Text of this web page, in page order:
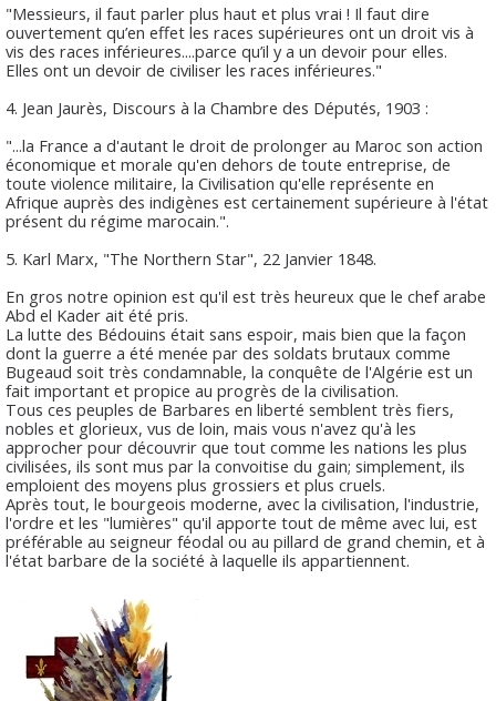
"Messieurs, il faut parler plus haut et plus vrai ! Il faut dire
ouvertement qu’en effet les races supérieures ont un droit vis à
vis des races inférieures....parce qu’il y a un devoir pour elles.
Elles ont un devoir de civiliser les races inférieures."
4. Jean Jaurès, Discours à la Chambre des Députés, 1903 :
"...la France a d'autant le droit de prolonger au Maroc son action
économique et morale qu'en dehors de toute entreprise, de
toute violence militaire, la Civilisation qu'elle représente en
Afrique auprès des indigènes est certainement supérieure à l'état
présent du régime marocain.".
5. Karl Marx, "The Northern Star", 22 Janvier 1848.
En gros notre opinion est qu'il est très heureux que le chef arabe
Abd el Kader ait été pris.
La lutte des Bédouins était sans espoir, mais bien que la façon
dont la guerre a été menée par des soldats brutaux comme
Bugeaud soit très condamnable, la conquête de l'Algérie est un
fait important et propice au progrès de la civilisation.
Tous ces peuples de Barbares en liberté semblent très fiers,
nobles et glorieux, vus de loin, mais vous n'avez qu'à les
approcher pour découvrir que tout comme les nations les plus
civilisées, ils sont mus par la convoitise du gain; simplement, ils
emploient des moyens plus grossiers et plus cruels.
Après tout, le bourgeois moderne, avec la civilisation, l'industrie,
l'ordre et les "lumières" qu'il apporte tout de même avec lui, est
préférable au seigneur féodal ou au pillard de grand chemin, et à
l'état barbare de la société à laquelle ils appartiennent.